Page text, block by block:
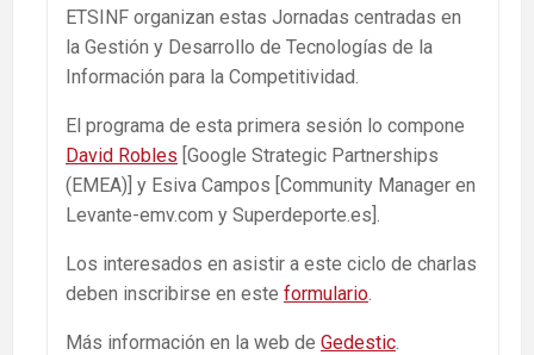
ETSINF organizan estas Jornadas centradas en
la Gestión y Desarrollo de Tecnologías de la
Información para la Competitividad.
El programa de esta primera sesión lo compone
David Robles [Google Strategic Partnerships
(EMEA)] y Esiva Campos [Community Manager en
Levante-emv.com y Superdeporte.es].
Los interesados en asistir a este ciclo de charlas
deben inscribirse en este formulario
Más información en la web de Gedestic